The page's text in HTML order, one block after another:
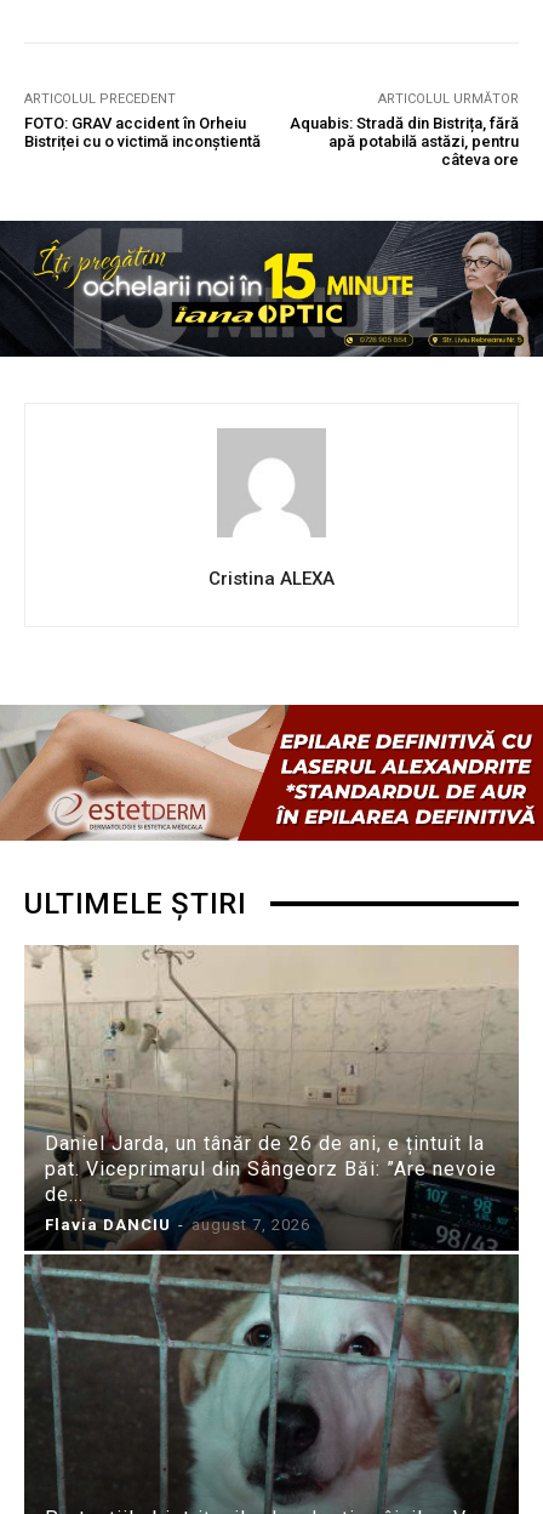
ARTICOLUL PRECEDENT
FOTO: GRAV accident în Orheiu
Bistriței cu o victimă inconștientă
ARTICOLUL URMĂTOR
Aquabis: Stradă din Bistrița, fără
apă potabilă astăzi, pentru
câteva ore
Cristina ALEXA
ULTIMELE ȘTIRI
Daniel Jarda, un tânăr de 26 de ani, e țintuit la
pat. Viceprimarul din Sângeorz Băi: ”Are nevoie
de...
Flavia DANCIU - august 7, 2026